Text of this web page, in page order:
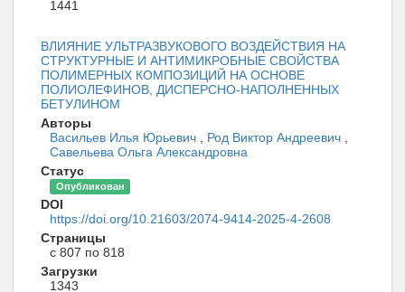
1441
ВЛИЯНИЕ УЛЬТРАЗВУКОВОГО ВОЗДЕЙСТВИЯ НА
СТРУКТУРНЫЕ И АНТИМИКРОБНЫЕ СВОЙСТВА
ПОЛИМЕРНЫХ КОМПОЗИЦИЙ НА ОСНОВЕ
ПОЛИОЛЕФИНОВ, ДИСПЕРСНО-НАПОЛНЕННЫХ
БЕТУЛИНОМ
Авторы
Васильев Илья Юрьевич
Род Виктор Андреевич
Савельева Ольга Александровна
Статус
Опубликован
DOI
https://doi.org/10.21603/2074-9414-2025-4-2608
Страницы
с 807 по 818
Загрузки
1343